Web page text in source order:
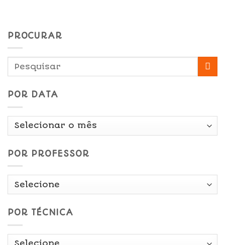
PROCURAR
POR DATA
Por
POR PROFESSOR
POR TÉCNICA